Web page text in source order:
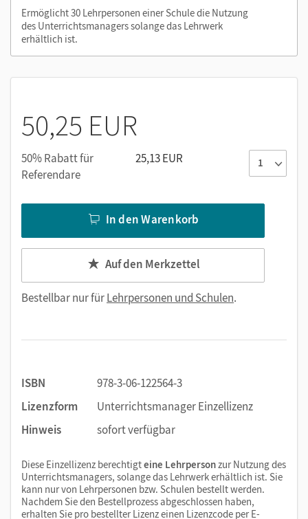
Mit dem Kauf erhalten Sie einen Code zur Freischaltung des
E-Books aufmein.cornelsen.de
Alternativ können Sie das E-Book auch auf der Plattform
Lernen.Cornelsen (mit neuen Features) aktivieren:
Ermöglicht 30 Lehrpersonen einer Schule die Nutzung
des Unterrichtsmanagers solange das Lehrwerk
erhältlich ist.
50,25 EUR
50% Rabatt für
Referendare
25,13 EUR
In den Warenkorb
Auf den Merkzettel
Bestellbar nur fürLehrpersonen und Schulen.
ISBN
978-3-06-122564-3
Lizenzform
Unterrichtsmanager Einzellizenz
Hinweis
sofort verfügbar
Diese Einzellizenz berechtigteine Lehrpersonzur Nutzung des
Unterrichtsmanagers, solange das Lehrwerk erhältlich ist. Sie
kann nur von Lehrpersonen bzw. Schulen bestellt werden.
Nachdem Sie den Bestellprozess abgeschlossen haben,
erhalten Sie pro bestellter Lizenz einen Lizenzcode per E-